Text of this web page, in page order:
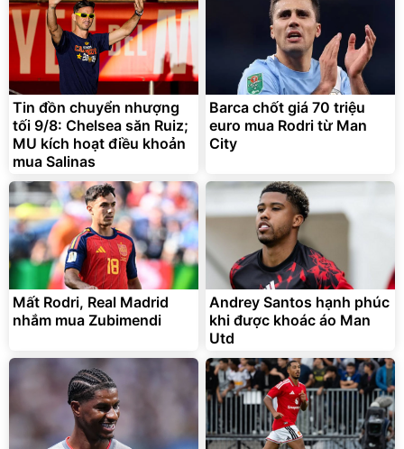
Tin đồn chuyển nhượng
tối 9/8: Chelsea săn Ruiz;
MU kích hoạt điều khoản
mua Salinas
Barca chốt giá 70 triệu
euro mua Rodri từ Man
City
Mất Rodri, Real Madrid
nhắm mua Zubimendi
Andrey Santos hạnh phúc
khi được khoác áo Man
Utd